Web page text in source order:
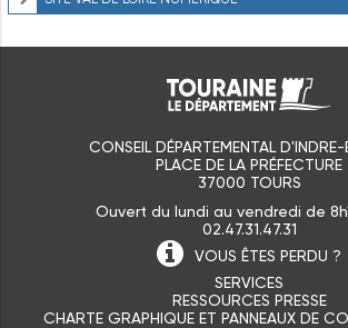
CONSEIL DÉPARTEMENTAL
PLACE DE LA PRÉFECTURE
37000 TOURS
Ouvert du lundi au vendredi de
02.47.31.47.31
VOUS ÊTES PERDU ?
SERVICES
RESSOURCES PRESSE
CHARTE GRAPHIQUE ET PANNEAUX DE